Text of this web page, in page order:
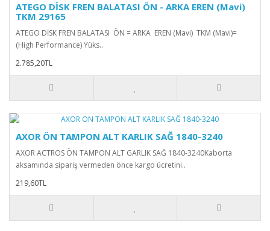
ATEGO DİSK FREN BALATASI ÖN - ARKA EREN (Mavi)
TKM 29165
ATEGO DİSK FREN BALATASI ÖN = ARKA EREN (Mavi) TKM (Mavi)=
(High Performance) Yüks..
2.785,20TL
AXOR ÖN TAMPON ALT KARLIK SAĞ 1840-3240
AXOR ACTROS ÖN TAMPON ALT GARLIK SAĞ 1840-3240Kaborta
aksamında sipariş vermeden önce kargo ücretini..
219,60TL